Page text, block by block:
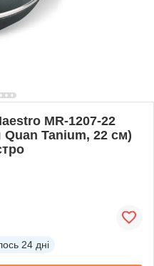
MR-1207-22
Quan Tanium, 22 см)
24 дні